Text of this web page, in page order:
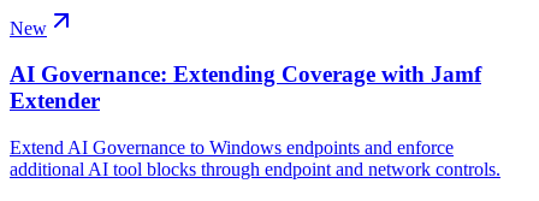
New
AI Governance: Extending Coverage with Jamf
Extender
Extend AI Governance to Windows endpoints and enforce
additional AI tool blocks through endpoint and network controls.